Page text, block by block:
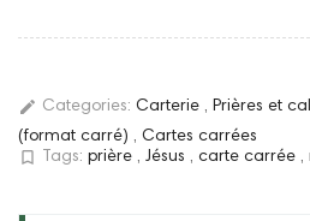
edit Categories: Carterie , Prières et
(format carré) , Cartes carrées
bookmark_border Tags: prière , Jésus , carte carrée ,